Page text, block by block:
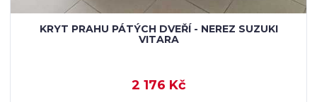
KRYT PRAHU PÁTÝCH DVEŘÍ - NEREZ SUZUKI
VITARA
2 176 Kč